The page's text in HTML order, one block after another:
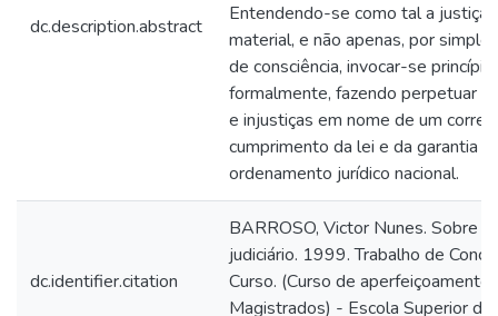
dc.description.abstract
Entendendo-se como tal a justiça
material, e não apenas, por
de consciência, invocar-se
formalmente, fazendo perpetuar
e injustiças em nome de um
cumprimento da lei e da garantia
ordenamento jurídico nacional.
dc.identifier.citation
BARROSO, Victor Nunes. Sobre
judiciário. 1999. Trabalho de
Curso. (Curso de aperfeiçoamento
Magistrados) - Escola Superior